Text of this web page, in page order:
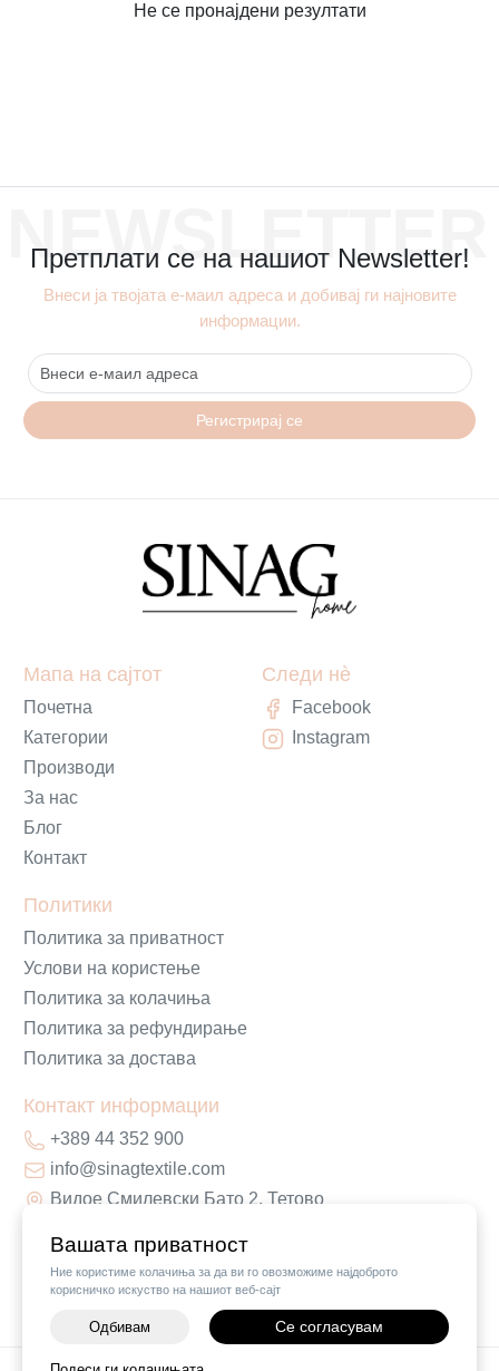
Вашата приватност
Ние користиме колачиња за да ви го овозможиме најдоброто
корисничко искуство на нашиот веб-сајт
Одбивам Се согласувам
Не се пронајдени резултати
NEWSLETTER
Претплати се на нашиот Newsletter!
Внеси ја твојата е-маил адреса и добивај ги најновите
информации.
Регистрирај се
Мапа на сајтот
Почетна
Категории
Производи
За нас
Блог
Контакт
Политики
Политика за приватност
Услови на користење
Политика за колачиња
Политика за рефундирање
Политика за достава
Контакт информации
+389 44 352 900
info@sinagtextile.com
Видое Смилевски Бато 2, Тетово
Следи нè
Facebook
Instagram